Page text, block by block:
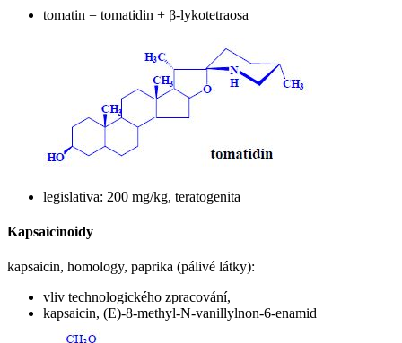
tomatin = tomatidin + β-lykotetraosa
legislativa: 200 mg/kg, teratogenita
Kapsaicinoidy
kapsaicin, homology, paprika (pálivé látky):
vliv technologického zpracování,
kapsaicin, (E)-8-methyl-N-vanillylnon-6-enamid